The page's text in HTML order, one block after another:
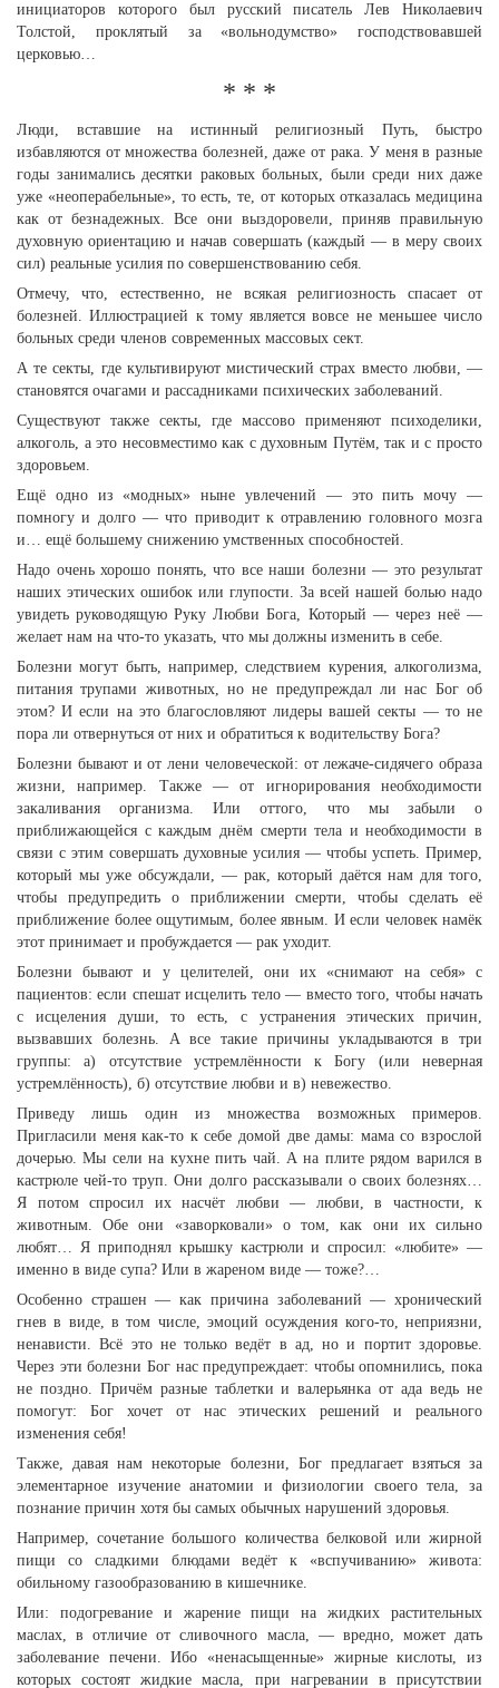
инициаторов которого был русский писатель Лев Николаевич
Толстой, проклятый за «вольнодумство» господствовавшей
церковью…
* * *
Люди, вставшие на истинный религиозный Путь, быстро
избавляются от множества болезней, даже от рака. У меня в разные
годы занимались десятки раковых больных, были среди них даже
уже «неоперабельные», то есть, те, от которых отказалась медицина
как от безнадежных. Все они выздоровели, приняв правильную
духовную ориентацию и начав совершать (каждый — в меру своих
сил) реальные усилия по совершенствованию себя.
Отмечу, что, естественно, не всякая религиозность спасает от
болезней. Иллюстрацией к тому является вовсе не меньшее число
больных среди членов современных массовых сект.
А те секты, где культивируют мистический страх вместо любви, —
становятся очагами и рассадниками психических заболеваний.
Существуют также секты, где массово применяют психоделики,
алкоголь, а это несовместимо как с духовным Путём, так и с просто
здоровьем.
Ещё одно из «модных» ныне увлечений — это пить мочу —
помногу и долго — что приводит к отравлению головного мозга
и… ещё большему снижению умственных способностей.
Надо очень хорошо понять, что все наши болезни — это результат
наших этических ошибок или глупости. За всей нашей болью надо
увидеть руководящую Руку Любви Бога, Который — через неё —
желает нам на что-то указать, что мы должны изменить в себе.
Болезни могут быть, например, следствием курения, алкоголизма,
питания трупами животных, но не предупреждал ли нас Бог об
этом? И если на это благословляют лидеры вашей секты — то не
пора ли отвернуться от них и обратиться к водительству Бога?
Болезни бывают и от лени человеческой: от лежаче-сидячего образа
жизни, например. Также — от игнорирования необходимости
закаливания организма. Или оттого, что мы забыли о
приближающейся с каждым днём смерти тела и необходимости в
связи с этим совершать духовные усилия — чтобы успеть. Пример,
который мы уже обсуждали, — рак, который даётся нам для того,
чтобы предупредить о приближении смерти, чтобы сделать её
приближение более ощутимым, более явным. И если человек намёк
этот принимает и пробуждается — рак уходит.
Болезни бывают и у целителей, они их «снимают на себя» с
пациентов: если спешат исцелить тело — вместо того, чтобы начать
с исцеления души, то есть, с устранения этических причин,
вызвавших болезнь. А все такие причины укладываются в три
группы: а) отсутствие устремлённости к Богу (или неверная
устремлённость), б) отсутствие любви и в) невежество.
Приведу лишь один из множества возможных примеров.
Пригласили меня как-то к себе домой две дамы: мама со взрослой
дочерью. Мы сели на кухне пить чай. А на плите рядом варился в
кастрюле чей-то труп. Они долго рассказывали о своих болезнях…
Я потом спросил их насчёт любви — любви, в частности, к
животным. Обе они «заворковали» о том, как они их сильно
любят… Я приподнял крышку кастрюли и спросил: «любите» —
именно в виде супа? Или в жареном виде — тоже?…
Особенно страшен — как причина заболеваний — хронический
гнев в виде, в том числе, эмоций осуждения кого-то, неприязни,
ненависти. Всё это не только ведёт в ад, но и портит здоровье.
Через эти болезни Бог нас предупреждает: чтобы опомнились, пока
не поздно. Причём разные таблетки и валерьянка от ада ведь не
помогут: Бог хочет от нас этических решений и реального
изменения себя!
Также, давая нам некоторые болезни, Бог предлагает взяться за
элементарное изучение анатомии и физиологии своего тела, за
познание причин хотя бы самых обычных нарушений здоровья.
Например, сочетание большого количества белковой или жирной
пищи со сладкими блюдами ведёт к «вспучиванию» живота:
обильному газообразованию в кишечнике.
Или: подогревание и жарение пищи на жидких растительных
маслах, в отличие от сливочного масла, — вредно, может дать
заболевание печени. Ибо «ненасыщенные» жирные кислоты, из
которых состоят жидкие масла, при нагревании в присутствии